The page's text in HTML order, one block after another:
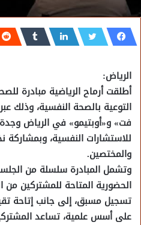
الرياض:
أطلقت أرماح الرياضية مبادرة
التوعية بالصحة النفسية، وذلك
فت» و«أوبتيمو» في الرياض
للاستشارات النفسية، وبمشاركة
والمختصين.
وتشمل المبادرة سلسلة من
الحضورية المتاحة للمشتركين من
تسجيل مسبق، إلى جانب إتاحة
على أسس علمية، تساعد